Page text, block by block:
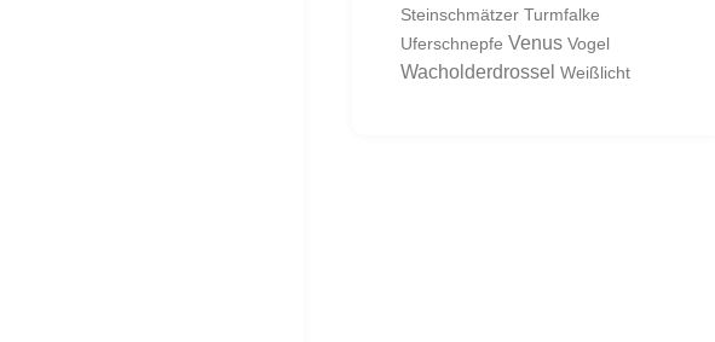
Steinschmätzer Turmfalke
Uferschnepfe Venus Vogel
Wacholderdrossel Weißlicht